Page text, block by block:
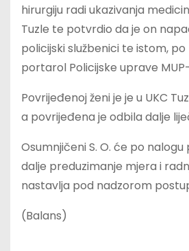
hirurgiju radi ukazivanja
Tuzle te potvrdio da je on
policijski službenici te istom,
portarol Policijske uprave
Povrijeđenoj ženi je je u UKC
a povrijeđena je odbila dalje
Osumnjičeni S. O. će po
dalje preduzimanje mjera i
nastavlja pod nadzorom
(Balans)